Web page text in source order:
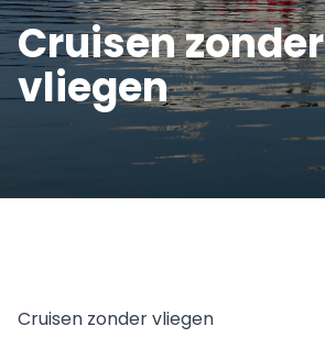
Cruisen zonder
vliegen
Cruisen zonder vliegen